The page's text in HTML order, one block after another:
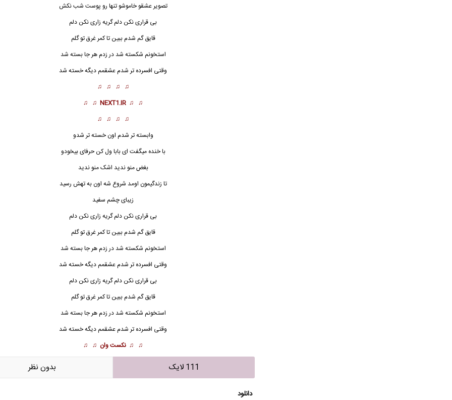
تصویر عشقو خاموشو تنها رو پوست شب نکش
بی قراری نکن دلم گریه زاری نکن دلم
قایق گم شدم ببین تا کمر غرق تو گلم
استخونم شکسته شد در زدم هر جا بسته شد
وقتی افسرده تر شدم عشقمم دیگه خسته شد
♫ ♫ ♫ ♫
♫ ♫
NEXT1.IR
♫ ♫
♫ ♫ ♫ ♫
وابسته تر شدم اون خسته تر شدو
با خنده میگفت ای بابا ول کن حرفای بیخودو
بغض منو ندید اشک منو ندید
تا زندگیمون اومد شروع شه اون به تهش رسید
زیبای چشم سفید
بی قراری نکن دلم گریه زاری نکن دلم
قایق گم شدم ببین تا کمر غرق تو گلم
استخونم شکسته شد در زدم هر جا بسته شد
وقتی افسرده تر شدم عشقمم دیگه خسته شد
بی قراری نکن دلم گریه زاری نکن دلم
قایق گم شدم ببین تا کمر غرق تو گلم
استخونم شکسته شد در زدم هر جا بسته شد
وقتی افسرده تر شدم عشقمم دیگه خسته شد
♫ ♫ نکست وان ♫ ♫
111 لایک بدون نظر
دانلود